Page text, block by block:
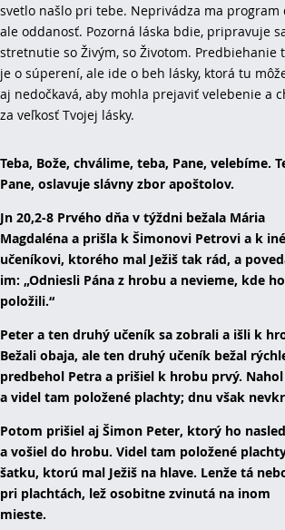
svetlo našlo pri tebe. Neprivádza ma program
ale oddanosť. Pozorná láska bdie, pripravuje
stretnutie so Živým, so Životom. Predbiehanie
je o súperení, ale ide o beh lásky, ktorá tu
aj nedočkavá, aby mohla prejaviť velebenie a
za veľkosť Tvojej lásky.
Teba, Bože, chválime, teba, Pane, velebíme.
Pane, oslavuje slávny zbor apoštolov.
Jn 20,2-8 Prvého dňa v týždni bežala Mária
Magdaléna a prišla k Šimonovi Petrovi a k
učeníkovi, ktorého mal Ježiš tak rád, a
im: „Odniesli Pána z hrobu a nevieme, kde ho
položili.“
Peter a ten druhý učeník sa zobrali a išli k
Bežali obaja, ale ten druhý učeník bežal
predbehol Petra a prišiel k hrobu prvý. Nahol
a videl tam položené plachty; dnu však
Potom prišiel aj Šimon Peter, ktorý ho
a vošiel do hrobu. Videl tam položené
šatku, ktorú mal Ježiš na hlave. Lenže tá
pri plachtách, lež osobitne zvinutá na inom
mieste.